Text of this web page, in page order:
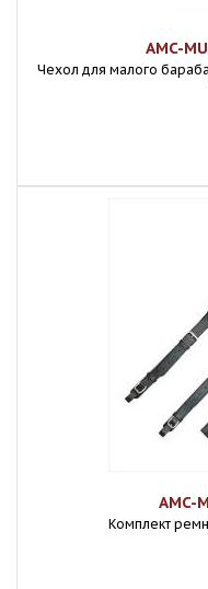
AMC-
Чехол для малого
AMC-
Комплект